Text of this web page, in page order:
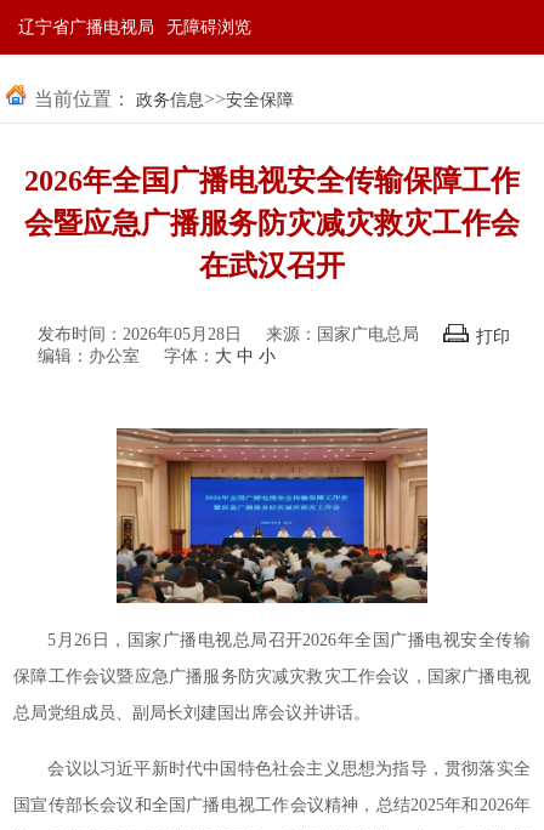
辽宁省广播电视局 无障碍浏览
当前位置： 政务信息>>安全保障
2026年全国广播电视安全传输保障工作
会暨应急广播服务防灾减灾救灾工作会
在武汉召开
发布时间：2026年05月28日
来源：国家广电总局
编辑：办公室
字体： 大 中小
打印
5月26日，国家广播电视总局召开2026年全国广播电视安全传输
保障工作会议暨应急广播服务防灾减灾救灾工作会议，国家广播电视
总局党组成员、副局长刘建国出席会议并讲话。
会议以习近平新时代中国特色社会主义思想为指导，贯彻落实全
国宣传部长会议和全国广播电视工作会议精神，总结2025年和2026年